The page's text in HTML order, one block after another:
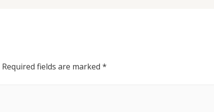
Required fields are marked *